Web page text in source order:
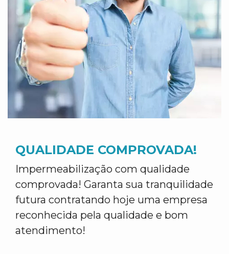
QUALIDADE COMPROVADA!
Impermeabilização com qualidade
comprovada! Garanta sua tranquilidade
futura contratando hoje uma empresa
reconhecida pela qualidade e bom
atendimento!